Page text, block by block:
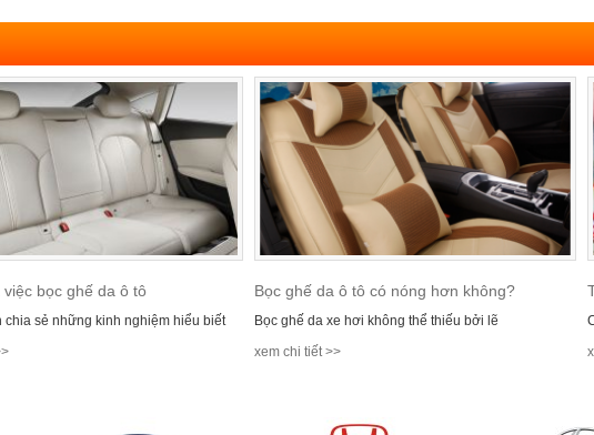
bọc ghế da ô tô
chia sẻ những kinh nghiệm hiểu biết
Bọc ghế da ô tô có nóng hơn không?
Bọc ghế da xe hơi không thể thiếu bởi lẽ
xem chi tiết >>